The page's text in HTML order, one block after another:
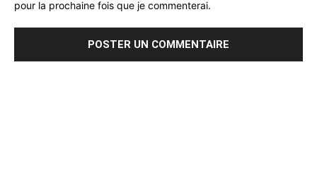
pour la prochaine fois que je commenterai.